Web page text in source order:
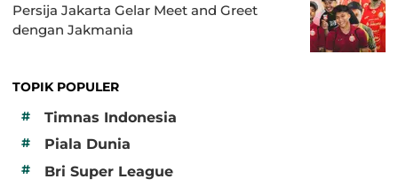
Persija Jakarta Gelar Meet and Greet
dengan Jakmania
TOPIK POPULER
#
Timnas Indonesia
# Piala Dunia
# Bri Super League